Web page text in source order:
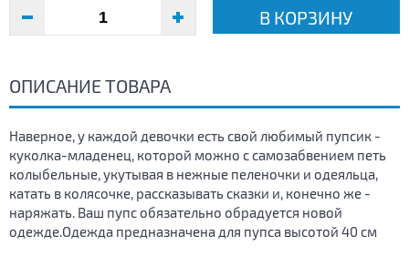
В КОРЗИНУ
ОПИСАНИЕ ТОВАРА
Наверное, у каждой девочки есть свой любимый пупсик -
куколка-младенец, которой можно с самозабвением петь
колыбельные, укутывая в нежные пеленочки и одеяльца,
катать в колясочке, рассказывать сказки и, конечно же -
наряжать. Ваш пупс обязательно обрадуется новой
одежде.Одежда предназначена для пупса высотой 40 см